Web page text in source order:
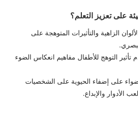
على تعزيز التعلم؟
الزاهية والتأثيرات المتوهجة على
تأثير التوهج للأطفال مفاهيم انعكاس الضوء
على إضفاء الحيوية على الشخصيات
والإبداع.